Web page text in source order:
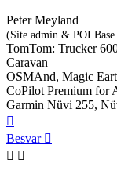
Peter Meyland
(Site admin & POI
TomTom: Trucker
Caravan
OSMAnd, Magic
CoPilot Premium for
Garmin Nüvi 255,
Besvar